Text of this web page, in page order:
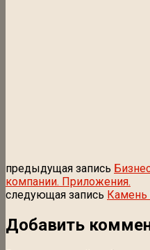
предыдущая запись
компании. Приложения.
следующая запись Камень
Добавить